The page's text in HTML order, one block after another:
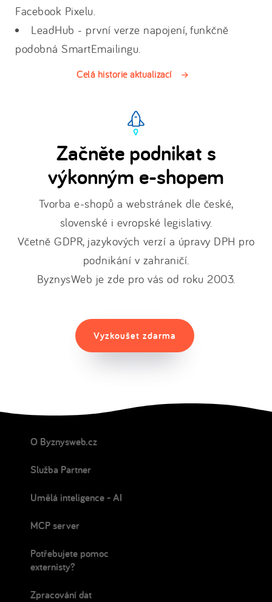
Facebook Pixelu.
LeadHub - první verze napojení, funkčně
podobná SmartEmailingu.
Celá historie aktualizací
Začněte podnikat s
výkonným e-shopem
Tvorba e-shopů a webstránek dle české,
slovenské i evropské legislativy.
Včetně GDPR, jazykových verzí a úpravy DPH pro
podnikání v zahraničí.
ByznysWeb je zde pro vás od roku 2003.
Vyzkoušet zdarma
O Byznysweb.cz
Služba Partner
Umělá inteligence - AI
MCP server
Potřebujete pomoc
externisty?
Zpracování dat